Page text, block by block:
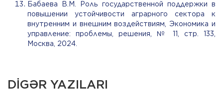
Бабаева В.М. Роль государственной поддержки в
повышении устойчивости аграрного сектора к
внутренним и внешним воздействиям, Экономика и
управление: проблемы, решения, № 11, стр. 133,
Mосква, 2024.
DİGƏR YAZILARI